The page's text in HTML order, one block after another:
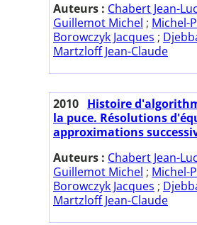
Auteurs : Chabert Jean-Luc
Guillemot Michel ; Michel-
Borowczyk Jacques ;
Martzloff Jean-Claude
2010 Histoire
la puce. Résolutions
approximations
Auteurs : Chabert Jean-Luc
Guillemot Michel ; Michel-
Borowczyk Jacques ;
Martzloff Jean-Claude